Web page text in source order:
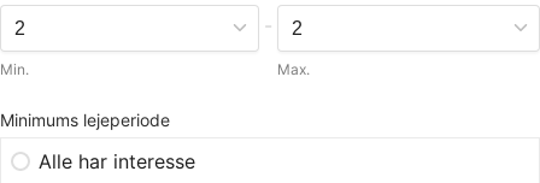
Min.
-
Max.
Minimums lejeperiode
Alle har interesse